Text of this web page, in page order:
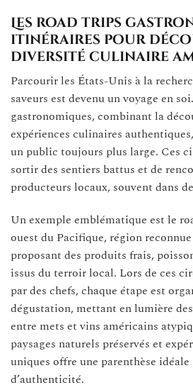
Les road trips
itinéraires pour
diversité culinaire
Parcourir les États-Unis à la
saveurs est devenu un voyage en
gastronomiques, combinant la
expériences culinaires
un public toujours plus large. Ces
sortir des sentiers battus et de
producteurs locaux, souvent dans
Un exemple emblématique est le
ouest du Pacifique, région
proposant des produits frais,
issus du terroir local. Lors de ces
par des chefs, chaque étape est
dégustation, mettant en lumière
entre mets et vins américains
paysages naturels préservés et
uniques offre une parenthèse
d’authenticité.